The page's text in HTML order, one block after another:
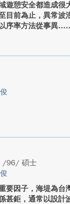
遊憩安全都造成很
目前為止，異常波
序率方法從事異...
/96/ 碩士
要因子，海堤為台
甚鉅，通常以設計